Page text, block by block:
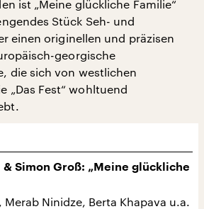
ist „Meine glückliche Familie“
Stück Seh- und
einen originellen und präzisen
georgische
die sich von westlichen
„Das Fest“ wohltuend
& Simon Groß: „Meine glückliche
Ninidze, Berta Khapava u.a.